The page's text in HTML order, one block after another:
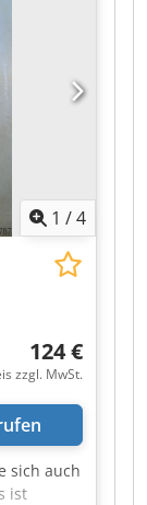
1 /4
124 €
zzgl. MwSt.
sich auch
ist